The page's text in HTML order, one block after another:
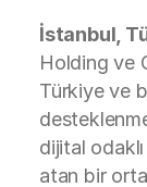
İstanbul,
Holding ve
Türkiye ve
dijital
atan bir